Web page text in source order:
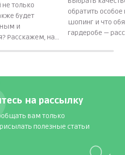
только
будет
и
Расскажем, на
обратить
шопинг и что
гардеробе —
на рассылку
вам только
полезные статьи